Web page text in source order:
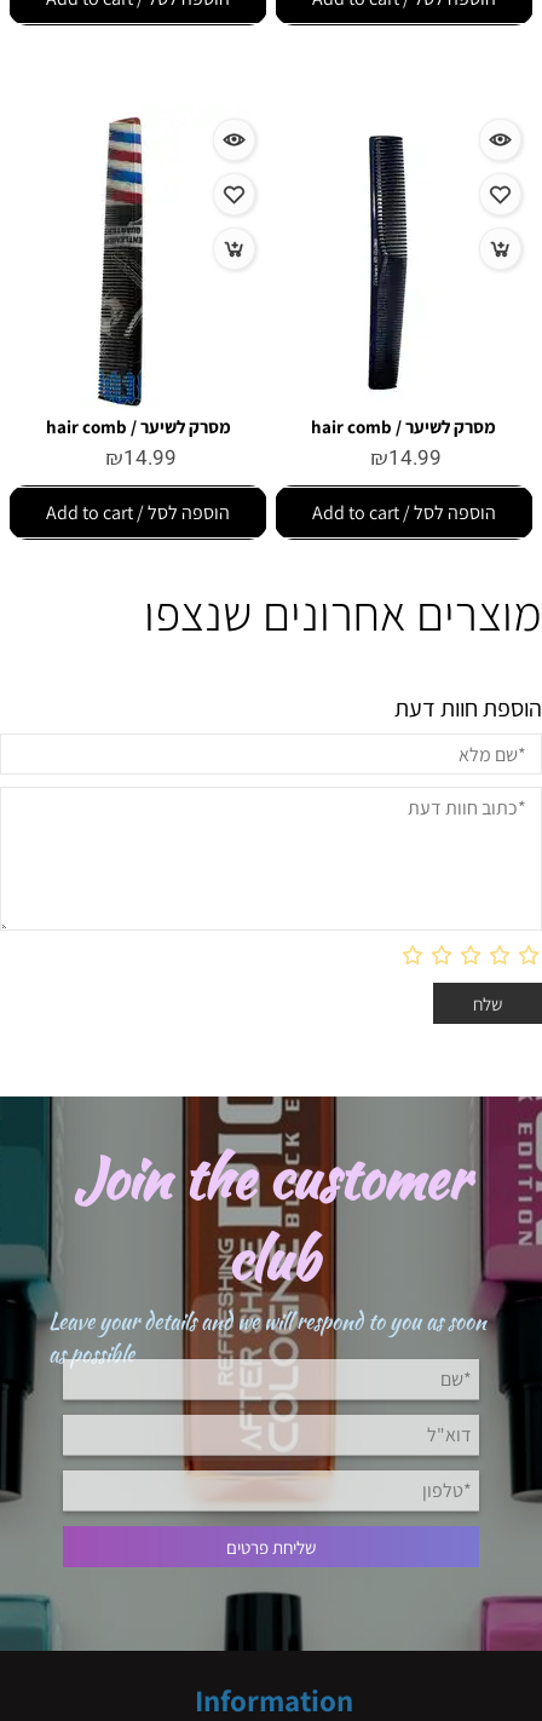
מסרק לשיער / hair comb
₪14.99
הוספה לסל / Add to cart
מסרק לשיער / hair comb
₪14.99
הוספה לסל / Add to cart
מוצרים אחרונים שנצפו
הוספת חוות דעת
Join the customer
club
Leave your details and we will respond to you as soon
as possible
Information